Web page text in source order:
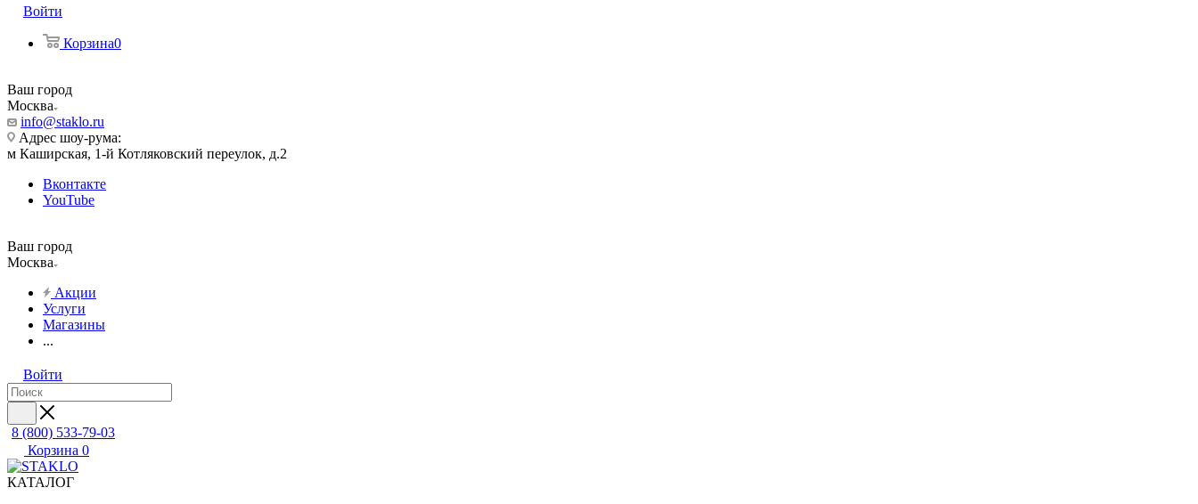
Войти
Корзина0
Ваш город
Москва
info@staklo.ru
Адрес шоу-рума:
м Каширская, 1-й Котляковский переулок, д.2
Вконтакте
YouTube
Ваш город
Москва
Акции
Услуги
Магазины
...
Войти
8 (800) 533-79-03
Корзина 0
КАТАЛОГ